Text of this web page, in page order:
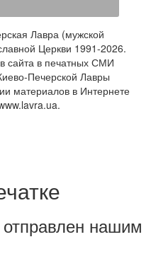
Лавра (мужской
Церкви 1991-2026.
сайта в печатных СМИ
Печерской Лавры
материалов в Интернете
отправлен нашим